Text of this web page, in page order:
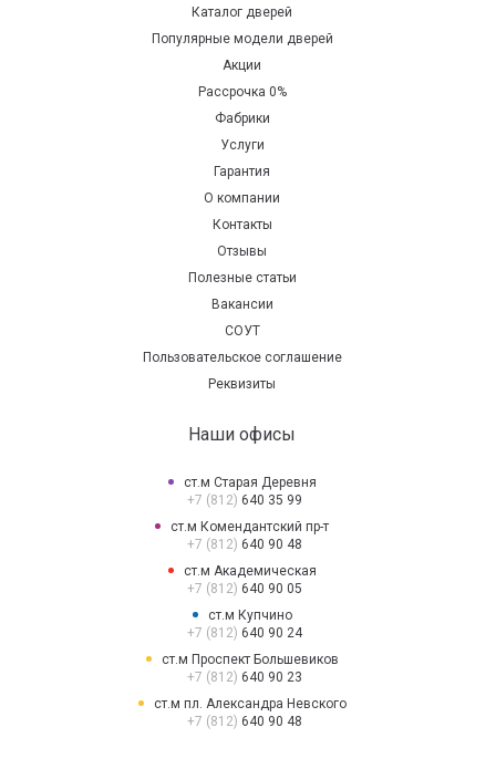
Каталог дверей
Популярные модели дверей
Акции
Рассрочка 0%
Фабрики
Услуги
Гарантия
О компании
Контакты
Отзывы
Полезные статьи
Вакансии
СОУТ
Пользовательское соглашение
Реквизиты
Наши офисы
ст.м Старая Деревня
+7 (812) 640 35 99
ст.м Комендантский пр-т
+7 (812) 640 90 48
ст.м Академическая
+7 (812) 640 90 05
ст.м Купчино
+7 (812) 640 90 24
ст.м Проспект Большевиков
+7 (812) 640 90 23
ст.м пл. Александра Невского
+7 (812) 640 90 48